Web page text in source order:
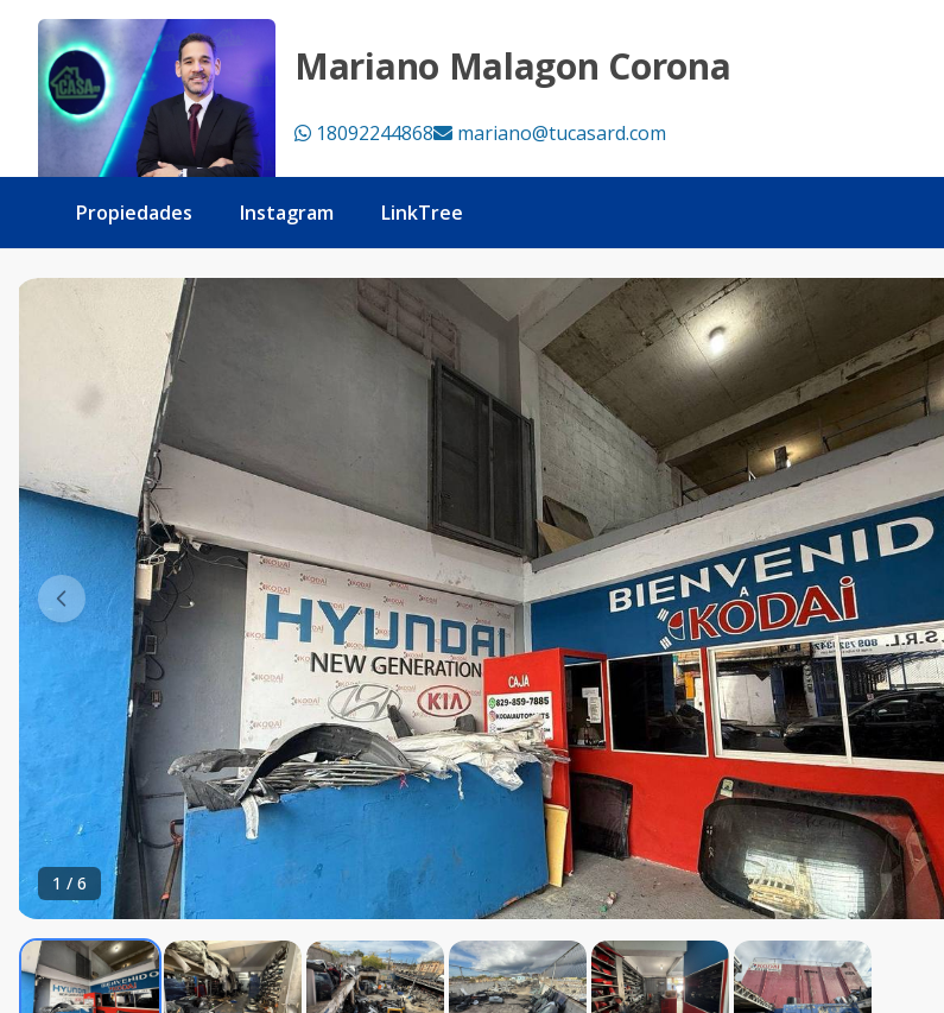
Mariano Malagon Corona
18092244868 mariano@tucasard.com
Propiedades Instagram LinkTree
1 / 6
Local comercial en venta Villa Juana - Tu Casa RD